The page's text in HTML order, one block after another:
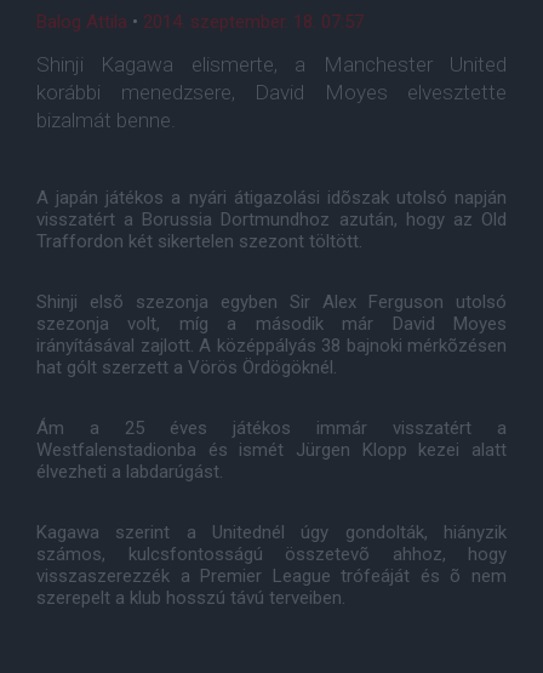
Balog Attila • 2014. szeptember. 18. 07:57
Shinji Kagawa elismerte, a Manchester United
korábbi menedzsere, David Moyes elvesztette
bizalmát benne.
A japán játékos a nyári átigazolási idõszak utolsó napján
visszatért a Borussia Dortmundhoz azután, hogy az Old
Traffordon két sikertelen szezont töltött.
Shinji elsõ szezonja egyben Sir Alex Ferguson utolsó
szezonja volt, míg a második már David Moyes
irányításával zajlott. A középpályás 38 bajnoki mérkõzésen
hat gólt szerzett a Vörös Ördögöknél.
Ám a 25 éves játékos immár visszatért a
Westfalenstadionba és ismét Jürgen Klopp kezei alatt
élvezheti a labdarúgást.
Kagawa szerint a Unitednél úgy gondolták, hiányzik
számos, kulcsfontosságú összetevõ ahhoz, hogy
visszaszerezzék a Premier League trófeáját és õ nem
szerepelt a klub hosszú távú terveiben.